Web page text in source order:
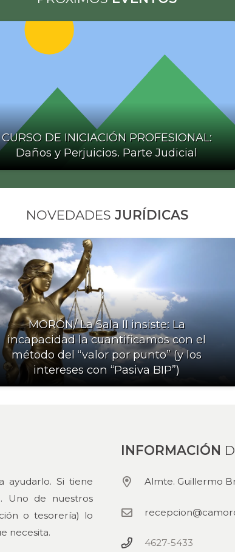
CURSO DE INICIACIÓN PROFESIONAL:
Daños y Perjuicios. Parte Judicial
NOVEDADES JURÍDICAS
MORÓN/ La Sala II insiste: La
incapacidad la cuantificamos con el
método del “valor por punto” (y los
intereses con “Pasiva BIP”)
ayudarlo. Si tiene
Uno de nuestros
o tesorería) lo
necesita.
INFORMACIÓN
Almte. Guillermo
4627-5433